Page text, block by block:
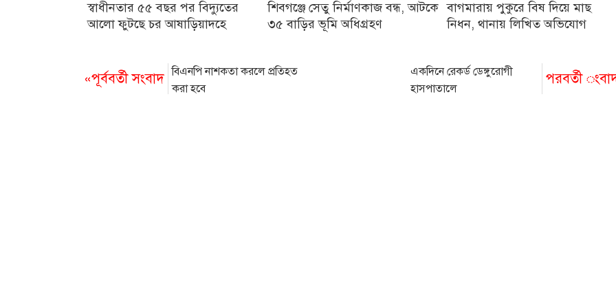
স্বাধীনতার ৫৫ বছর পর বিদ্যুতের
আলো ফুটছে চর আষাড়িয়াদহে
শিবগঞ্জে সেতু নির্মাণকাজ বন্ধ, আটকে
৩৫ বাড়ির ভূমি অধিগ্রহণ
বাগমারায় পুকুরে বিষ দিয়ে মাছ
নিধন, থানায় লিখিত অভিযোগ
«পূর্ববর্তী সংবাদ বিএনপি নাশকতা করলে প্রতিহত
করা হবে
পরবর্তী
একদিনে রেকর্ড ডেঙ্গুরোগী
হাসপাতালে